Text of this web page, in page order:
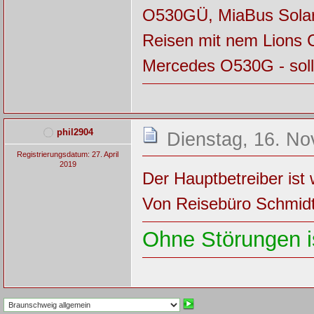
O530GÜ, MiaBus
Reisen mit nem Lions
Mercedes O530G -
phil2904
Registrierungsdatum: 27. April
2019
Dienstag, 16.
Der Hauptbetreiber ist
Von Reisebüro
Ohne Störungen